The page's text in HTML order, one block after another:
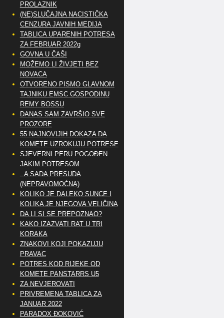
PROLAZNIK
(NE)SLUČAJNA NACISTIČKA
CENZURA JAVNIH MEDIJA
TABLICA UPARENIH POTRESA
ZA FEBRUAR 2022g
GOVNA U ČAŠI
MOŽEMO LI ŽIVJETI BEZ
NOVACA
OTVORENO PISMO GLAVNOM
TAJNIKU EMSC GOSPODINU
REMY BOSSU
DANAS SAM ZAVRŠIO SVE
PROZORE
55 NAJNOVIJIH DOKAZA DA
KOMETE UZROKUJU POTRESE
SJEVERNI PERU POGOĐEN
JAKIM POTRESOM
..A SADA PRESUDA
(NEPRAVOMOĆNA)
KOLIKO JE DALEKO SUNCE I
KOLIKA JE NJEGOVA VELIČINA
DA LI SI SE PREPOZNAO?
KAKO IZAZVATI RAT U TRI
KORAKA
ZNAKOVI KOJI POKAZUJU
PRAVAC
POTRES KOD RIJEKE OD
KOMETE PANSTARRS U5
ZA NEVJEROVATI
PRIVREMENA TABLICA ZA
JANUAR 2022
PARADOX ĐOKOVIĆ